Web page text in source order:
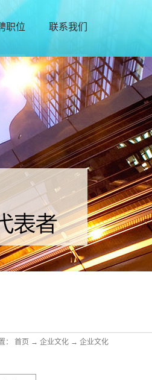
职位 联系我们
： 首页 → 企业文化 → 企业文化